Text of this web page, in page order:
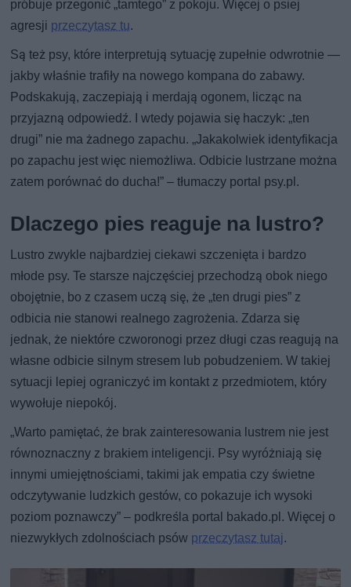
próbuje przegonić „tamtego” z pokoju. Więcej o psiej
agresji przeczytasz tu.
Są też psy, które interpretują sytuację zupełnie odwrotnie —
jakby właśnie trafiły na nowego kompana do zabawy.
Podskakują, zaczepiają i merdają ogonem, licząc na
przyjazną odpowiedź. I wtedy pojawia się haczyk: „ten
drugi” nie ma żadnego zapachu. „Jakakolwiek identyfikacja
po zapachu jest więc niemożliwa. Odbicie lustrzane można
zatem porównać do ducha!” – tłumaczy portal psy.pl.
Dlaczego pies reaguje na lustro?
Lustro zwykle najbardziej ciekawi szczenięta i bardzo
młode psy. Te starsze najczęściej przechodzą obok niego
obojętnie, bo z czasem uczą się, że „ten drugi pies” z
odbicia nie stanowi realnego zagrożenia. Zdarza się
jednak, że niektóre czworonogi przez długi czas reagują na
własne odbicie silnym stresem lub pobudzeniem. W takiej
sytuacji lepiej ograniczyć im kontakt z przedmiotem, który
wywołuje niepokój.
„Warto pamiętać, że brak zainteresowania lustrem nie jest
równoznaczny z brakiem inteligencji. Psy wyróżniają się
innymi umiejętnościami, takimi jak empatia czy świetne
odczytywanie ludzkich gestów, co pokazuje ich wysoki
poziom poznawczy” – podkreśla portal bakado.pl. Więcej o
niezwykłych zdolnościach psów przeczytasz tutaj.